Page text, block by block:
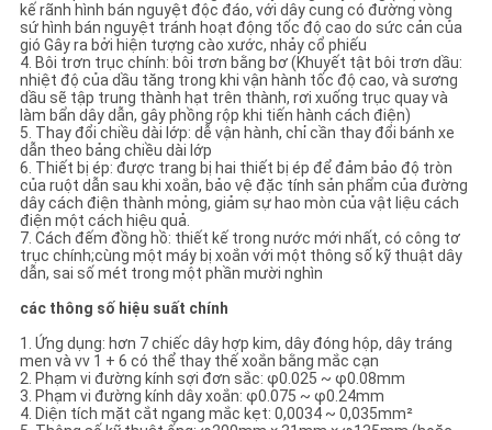
PRIVACY
POLICY
kế rãnh hình bán nguyệt độc đáo, với dây cung có đường vòng
sứ hình bán nguyệt tránh hoạt động tốc độ cao do sức cản của
gió Gây ra bởi hiện tượng cào xước, nhảy cổ phiếu
4. Bôi trơn trục chính: bôi trơn bằng bơ (Khuyết tật bôi trơn dầu:
nhiệt độ của dầu tăng trong khi vận hành tốc độ cao, và sương
dầu sẽ tập trung thành hạt trên thành, rơi xuống trục quay và
làm bẩn dây dẫn, gây phồng rộp khi tiến hành cách điện)
5. Thay đổi chiều dài lớp: dễ vận hành, chỉ cần thay đổi bánh xe
dẫn theo bảng chiều dài lớp
6. Thiết bị ép: được trang bị hai thiết bị ép để đảm bảo độ tròn
của ruột dẫn sau khi xoắn, bảo vệ đặc tính sản phẩm của đường
dây cách điện thành mỏng, giảm sự hao mòn của vật liệu cách
điện một cách hiệu quả.
7. Cách đếm đồng hồ: thiết kế trong nước mới nhất, có công tơ
trục chính;cùng một máy bị xoắn với một thông số kỹ thuật dây
dẫn, sai số mét trong một phần mười nghìn
các thông số hiệu suất chính
1. Ứng dụng: hơn 7 chiếc dây hợp kim, dây đóng hộp, dây tráng
men và vv 1 + 6 có thể thay thế xoắn bằng mắc cạn
2. Phạm vi đường kính sợi đơn sắc: φ0.025 ~ φ0.08mm
3. Phạm vi đường kính dây xoắn: φ0.075 ~ φ0.24mm
4. Diện tích mặt cắt ngang mắc kẹt: 0,0034 ~ 0,035mm²